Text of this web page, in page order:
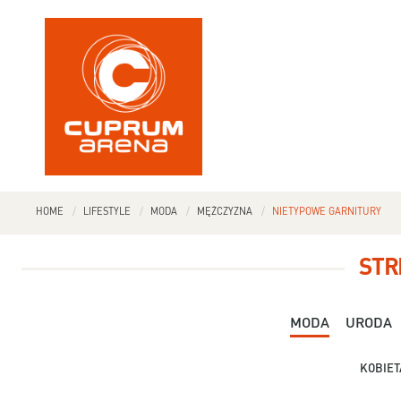
HOME LIFESTYLE MODA MĘŻCZYZNA NIETYPOWE GARNITURY
MODA URODA